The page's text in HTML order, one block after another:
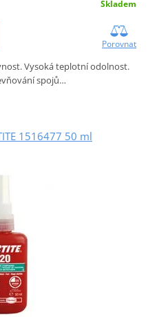
Skladem
Porovnat
Vysoká teplotní odolnost.
spojů…
1516477 50 ml